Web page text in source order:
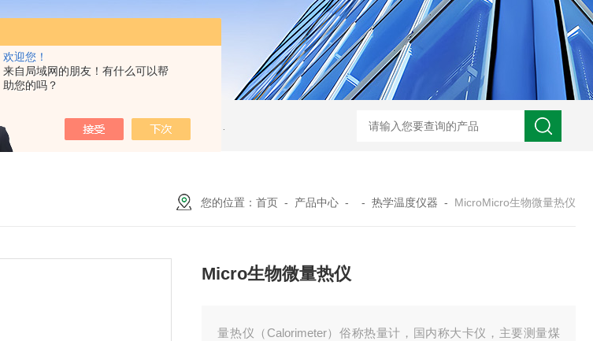
欢迎您！
来自局域网的朋友！有什么可以帮
助您的吗？
配件STA449样品支架STA409 热天平灯泡 Diamond TG/DTA维修配件 热分析仪维修配件 热分析CF卡 DSC Q20 Q50
您的位置： 首页 - 产品中心 - - 热学温度仪器 - MicroMicro生物微量热仪
Micro生物微量热仪
量热仪（Calorimeter）俗称热量计，国内称大卡仪，主要测量煤